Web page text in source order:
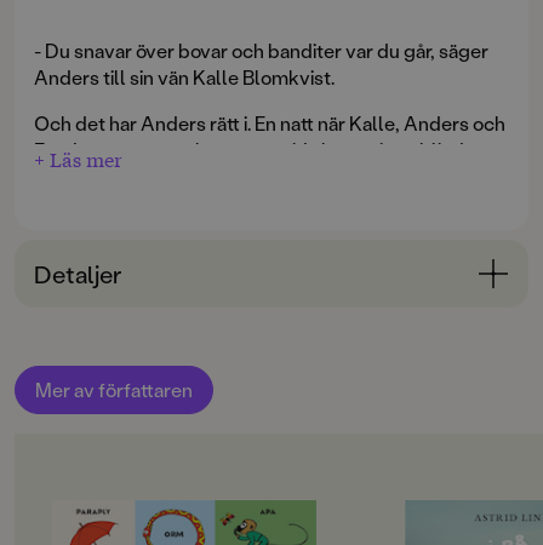
- Du snavar över bovar och banditer var du går, säger
Anders till sin vän Kalle Blomkvist.
Och det har Anders rätt i. En natt när Kalle, Anders och
Eva-Lotta är ute och smyger vid slottsruinen blir de
obesegrad ur alla strider med brottsliga element.
+ Läs mer
Detaljer
ÅLDERSGRUPP
6-9
SPRÅK
Mer av författaren
OM BOKEN OM BOKEN